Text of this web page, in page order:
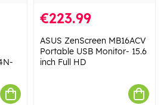
€223.99
ASUS ZenScreen MB16ACV
Portable USB Monitor- 15.6
inch Full HD